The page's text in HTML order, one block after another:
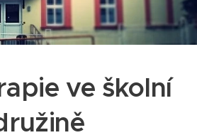
ve školní